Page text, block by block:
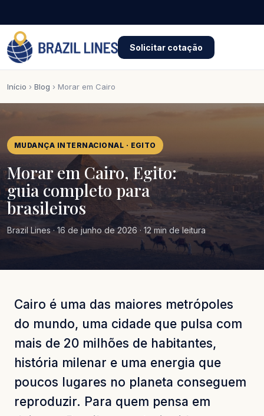
Solicitar cotação
Início › Blog › Morar em Cairo
MUDANÇA INTERNACIONAL · EGITO
Morar em Cairo, Egito:
guia completo para
brasileiros
Brazil Lines · 16 de junho de 2026 · 12 min de leitura
Cairo é uma das maiores metrópoles
do mundo, uma cidade que pulsa com
mais de 20 milhões de habitantes,
história milenar e uma energia que
poucos lugares no planeta conseguem
reproduzir. Para quem pensa em